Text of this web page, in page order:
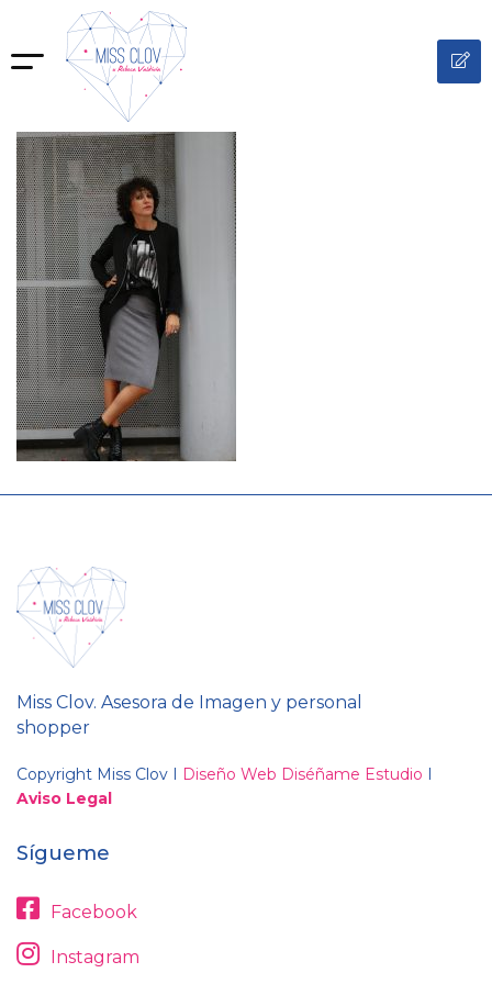
Miss Clov. Asesora de Imagen y personal
shopper
Copyright Miss Clov I Diseño Web Diséñame Estudio I
Aviso Legal
Sígueme
Facebook
Instagram